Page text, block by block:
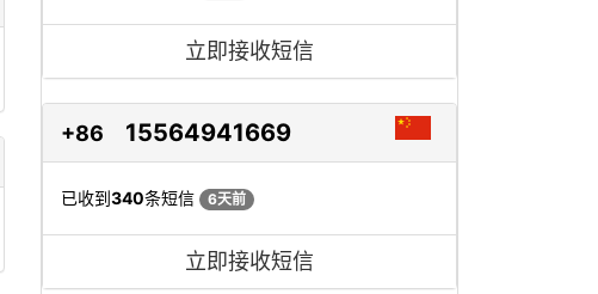
立即接收短信
+86 15564941669
已收到340条短信 6天前
立即接收短信